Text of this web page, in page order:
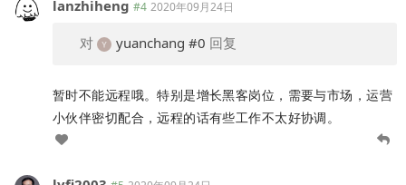
lanzhiheng #4 2020年09月24日
对 yuanchang #0 回复
暂时不能远程哦。特别是增长黑客岗位，需要与市场，运营
小伙伴密切配合，远程的话有些工作不太好协调。